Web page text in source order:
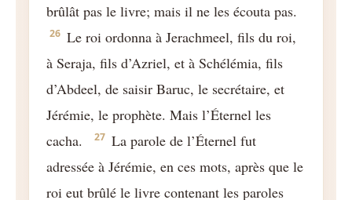
brûlât pas le livre; mais il ne les écouta pas.
26 Le roi ordonna à Jerachmeel, fils du roi,
à Seraja, fils d’Azriel, et à Schélémia, fils
d’Abdeel, de saisir Baruc, le secrétaire, et
Jérémie, le prophète. Mais l’Éternel les
cacha.
27 La parole de l’Éternel fut
adressée à Jérémie, en ces mots, après que le
roi eut brûlé le livre contenant les paroles